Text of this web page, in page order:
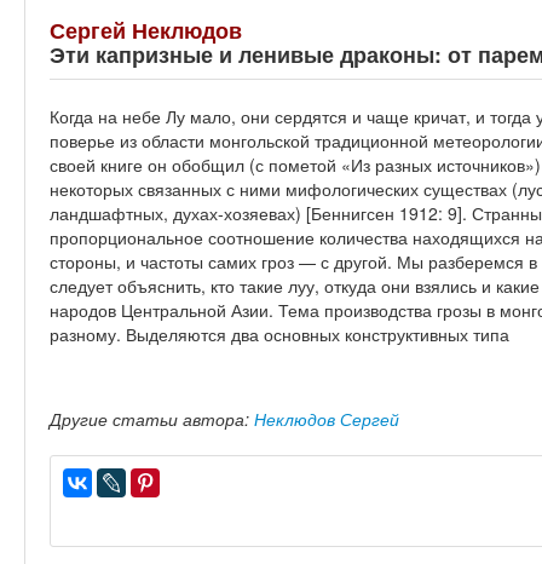
Сергей Неклюдов
Эти капризные и ленивые драконы: от
Когда на небе Лу мало, они сердятся и чаще кричат, и
поверье из области монгольской традиционной
своей книге он обобщил (с пометой «Из разных
некоторых связанных с ними мифологических существах
ландшафтных, духах-хозяевах) [Беннигсен 1912: 9].
пропорциональное соотношение количества находящихся
стороны, и частоты самих гроз — с другой. Мы разберемся
следует объяснить, кто такие луу, откуда они взялись и
народов Центральной Азии. Тема производства грозы в
разному. Выделяются два основных конструктивных типа
Другие статьи автора: Неклюдов Сергей